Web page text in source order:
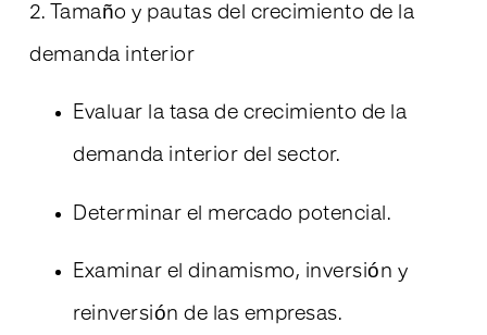
2. Tamaño y pautas del crecimiento de la
demanda interior
Evaluar la tasa de crecimiento de la
demanda interior del sector.
Determinar el mercado potencial.
Examinar el dinamismo, inversión y
reinversión de las empresas.